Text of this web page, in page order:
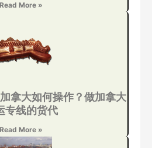
Read More »
拿大如何操作？做加拿大
专线的货代
Read More »